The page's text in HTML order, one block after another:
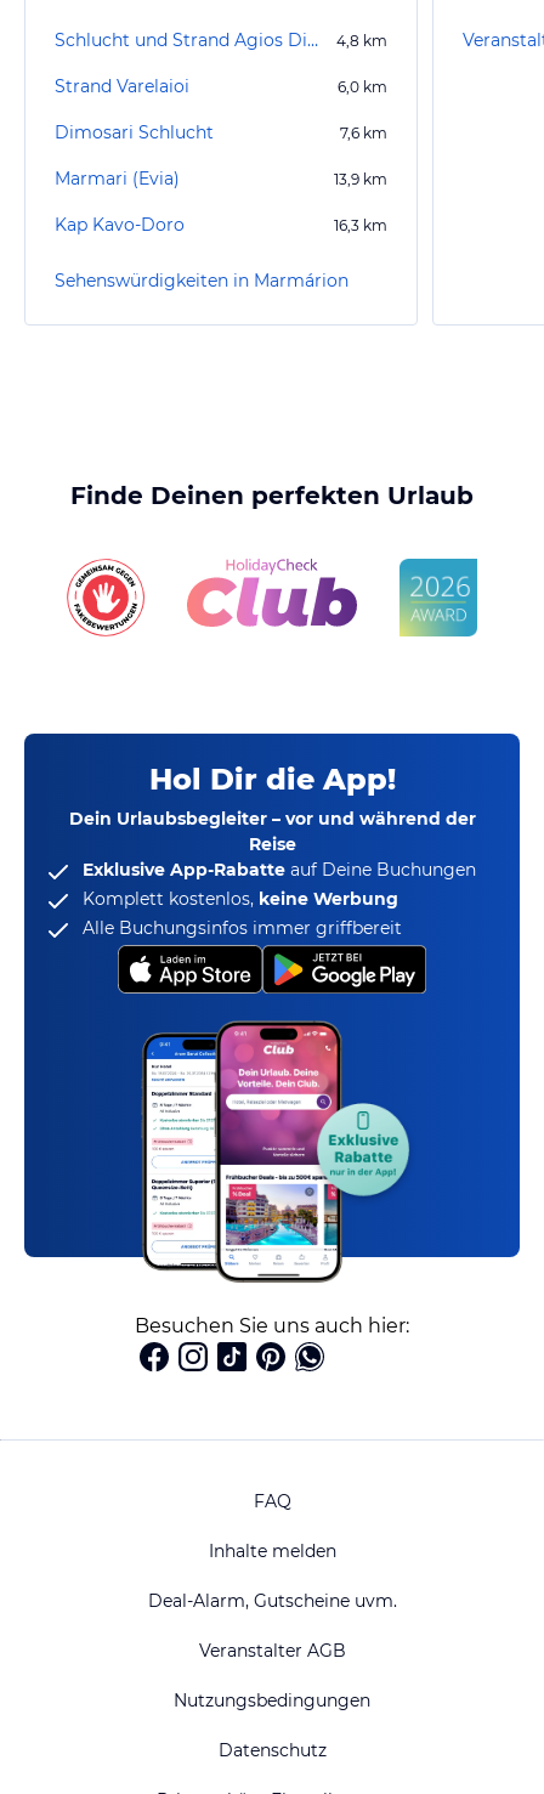
Schlucht und Strand Agios Dimitrios 4,8 km
Strand Varelaioi 6,0 km
Dimosari Schlucht 7,6 km
Marmari (Evia) 13,9 km
Kap Kavo-Doro 16,3 km
Sehenswürdigkeiten in Marmárion
Finde Deinen perfekten Urlaub
Hol Dir die App!
Dein Urlaubsbegleiter – vor und während der
Reise
Exklusive App-Rabatte auf Deine Buchungen
Komplett kostenlos, keine Werbung
Alle Buchungsinfos immer griffbereit
Besuchen Sie uns auch hier:
FAQ
Inhalte melden
Deal-Alarm, Gutscheine uvm.
Veranstalter AGB
Nutzungsbedingungen
Datenschutz